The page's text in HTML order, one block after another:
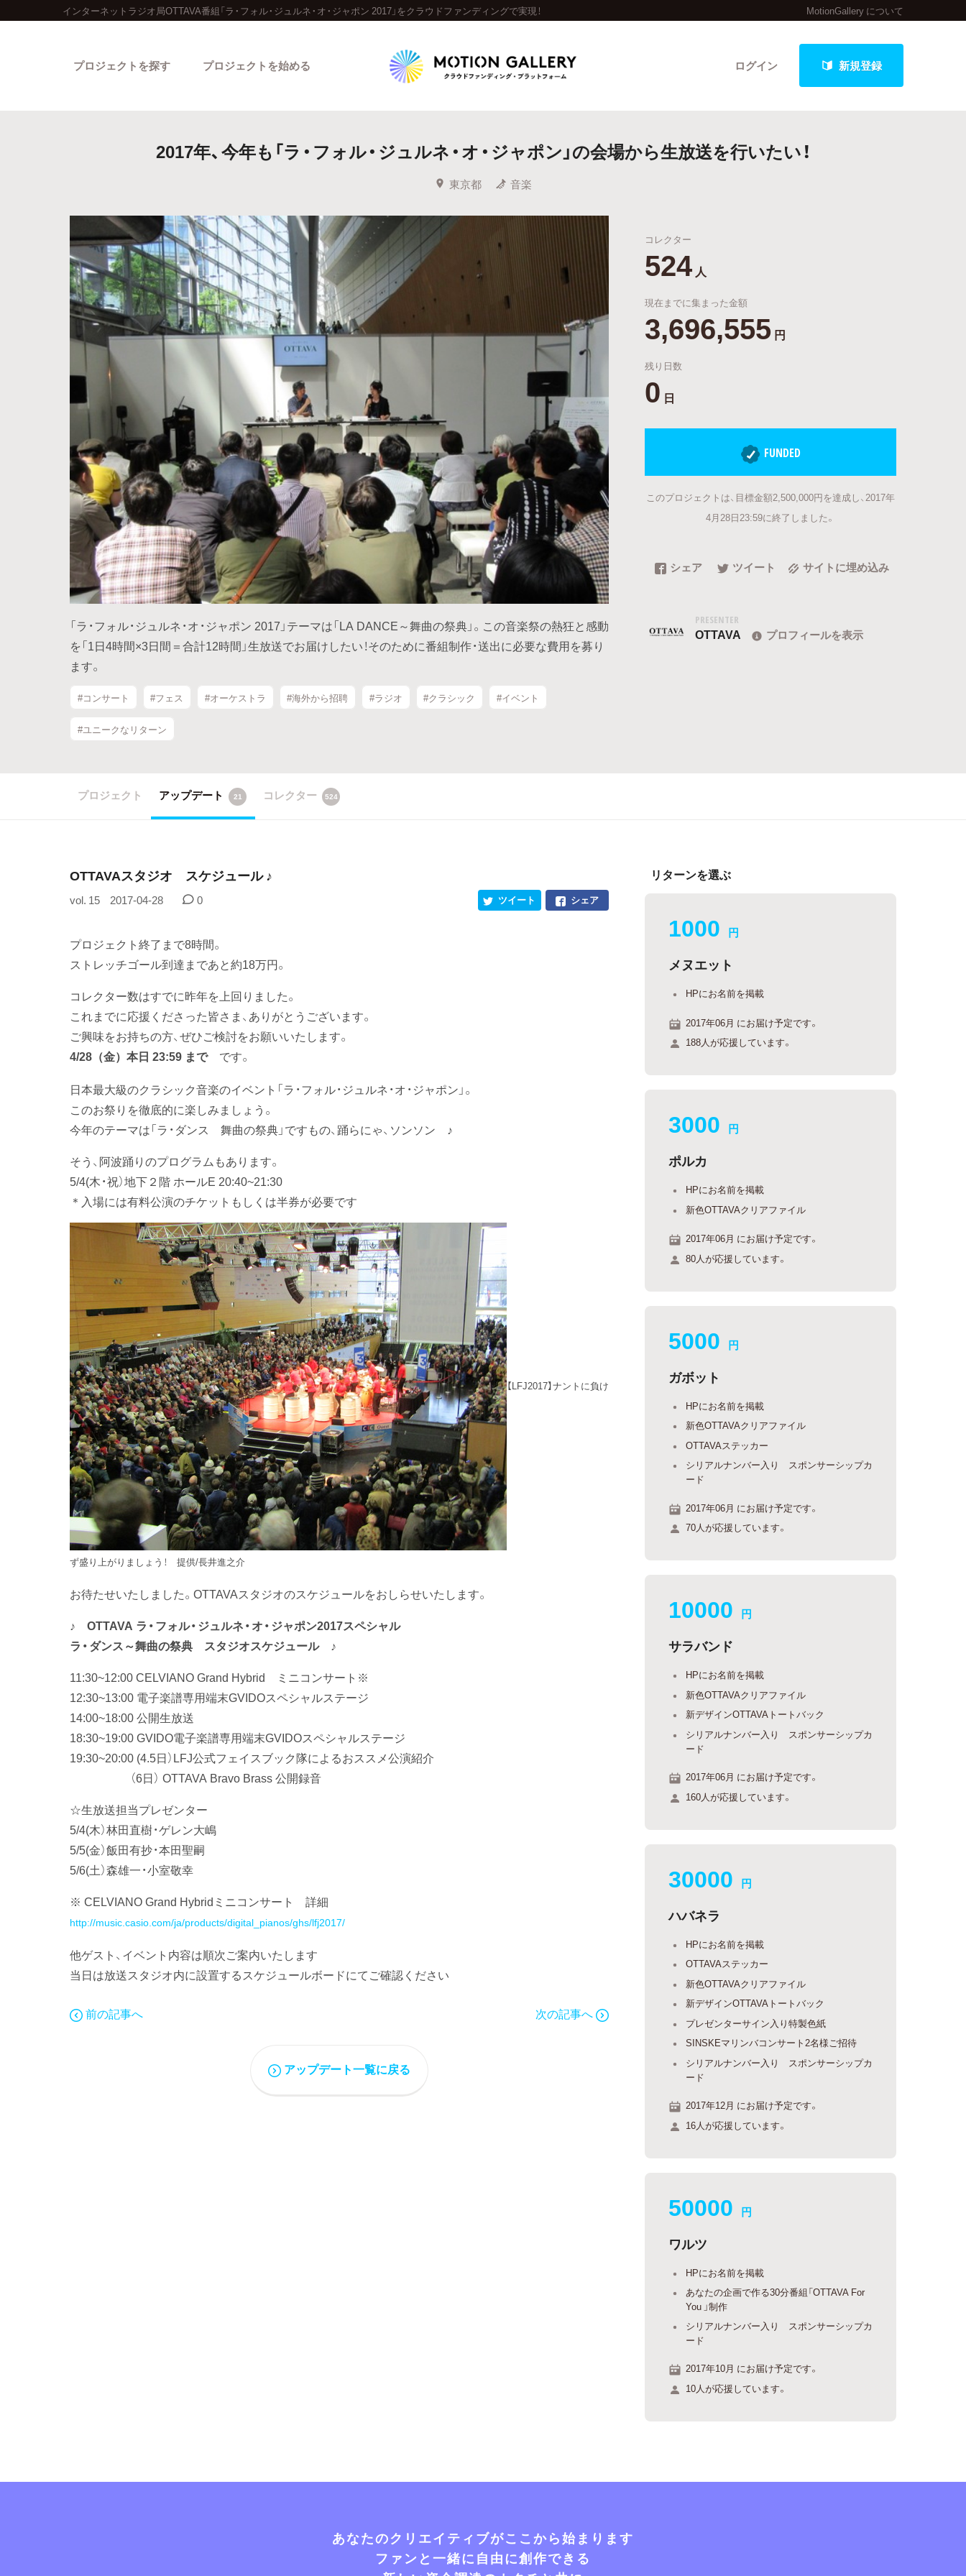
インターネットラジオ局OTTAVA番組「ラ・フォル・ジュルネ・オ・ジャポン 2017」をクラウドファンディングで実現！ MotionGallery について
ログイン 新規登録
プロジェクトを探す
人気のプロジェクト 新着プロジェクト 終了間近のプロジェクト
Feature
カテゴリーから探す タグから探す キュレーターから探す 特集から探す 最新進捗報告から探す
Legendary
最新達成プロジェクト 調達額が大きいプロジェクト
プロジェクトを始める
2017年、今年も「ラ・フォル・ジュルネ・オ・ジャポン」の会場から生放送を行いたい！
東京都 音楽
「ラ・フォル・ジュルネ・オ・ジャポン 2017」テーマは「LA DANCE～舞曲の祭典」。この音楽祭の熱狂と感動
を「1日4時間×3日間＝合計12時間」生放送でお届けしたい！そのために番組制作・送出に必要な費用を募り
ます。
#コンサート #フェス #オーケストラ #海外から招聘 #ラジオ #クラシック #イベント
#ユニークなリターン
コレクター
524 人
現在までに集まった金額
3,696,555 円
残り日数
0 日
FUNDED
このプロジェクトは、目標金額2,500,000円を達成し、2017年
4月28日23:59に終了しました。
シェア ツイート サイトに埋め込み
PRESENTER
OTTAVA プロフィールを表示
プロジェクト アップデート 21 コレクター 524
OTTAVAスタジオ スケジュール ♪
vol. 15 2017-04-28 0 シェア
ツイート
プロジェクト終了まで8時間。
ストレッチゴール到達まであと約18万円。
コレクター数はすでに昨年を上回りました。
これまでに応援くださった皆さま、ありがとうございます。
ご興味をお持ちの方、ぜひご検討をお願いいたします。
4/28（金）本日 23:59 まで です。
日本最大級のクラシック音楽のイベント「ラ・フォル・ジュルネ・オ・ジャポン」。
このお祭りを徹底的に楽しみましょう。
今年のテーマは「ラ・ダンス 舞曲の祭典」ですもの、踊らにゃ、ソンソン ♪
そう、阿波踊りのプログラムもあります。
5/4(木・祝）地下２階 ホールE 20:40~21:30
＊入場には有料公演のチケットもしくは半券が必要です
【LFJ2017】ナントに負け
ず盛り上がりましょう！ 提供/長井進之介
お待たせいたしました。OTTAVAスタジオのスケジュールをおしらせいたします。
♪ OTTAVA ラ・フォル・ジュルネ・オ・ジャポン2017スペシャル
ラ・ダンス～舞曲の祭典 スタジオスケジュール ♪
11:30~12:00 CELVIANO Grand Hybrid ミニコンサート※
12:30~13:00 電子楽譜専用端末GVIDOスペシャルステージ
14:00~18:00 公開生放送
18:30~19:00 GVIDO電子楽譜専用端末GVIDOスペシャルステージ
19:30~20:00 (4.5日）LFJ公式フェイスブック隊によるおススメ公演紹介
（6日） OTTAVA Bravo Brass 公開録音
☆生放送担当プレゼンター
5/4(木）林田直樹・ゲレン大嶋
5/5(金）飯田有抄・本田聖嗣
5/6(土）森雄一・小室敬幸
※ CELVIANO Grand Hybridミニコンサート 詳細
http://music.casio.com/ja/products/digital_pianos/ghs/lfj2017/
他ゲスト、イベント内容は順次ご案内いたします
当日は放送スタジオ内に設置するスケジュールボードにてご確認ください
前の記事へ 次の記事へ
アップデート一覧に戻る
リターンを選ぶ
1000 円
メヌエット
HPにお名前を掲載
2017年06月 にお届け予定です。
188人が応援しています。
3000 円
ポルカ
HPにお名前を掲載
新色OTTAVAクリアファイル
2017年06月 にお届け予定です。
80人が応援しています。
5000 円
ガボット
HPにお名前を掲載
新色OTTAVAクリアファイル
OTTAVAステッカー
シリアルナンバー入り スポンサーシップカ
ード
2017年06月 にお届け予定です。
70人が応援しています。
10000 円
サラバンド
HPにお名前を掲載
新色OTTAVAクリアファイル
新デザインOTTAVAトートバック
シリアルナンバー入り スポンサーシップカ
ード
2017年06月 にお届け予定です。
160人が応援しています。
30000 円
ハバネラ
HPにお名前を掲載
OTTAVAステッカー
新色OTTAVAクリアファイル
新デザインOTTAVAトートバック
プレゼンターサイン入り特製色紙
SINSKEマリンバコンサート2名様ご招待
シリアルナンバー入り スポンサーシップカ
ード
2017年12月 にお届け予定です。
16人が応援しています。
50000 円
ワルツ
HPにお名前を掲載
あなたの企画で作る30分番組「OTTAVA For
You 」制作
シリアルナンバー入り スポンサーシップカ
ード
2017年10月 にお届け予定です。
10人が応援しています。
あなたのクリエイティブがここから始まります
ファンと一緒に自由に創作できる